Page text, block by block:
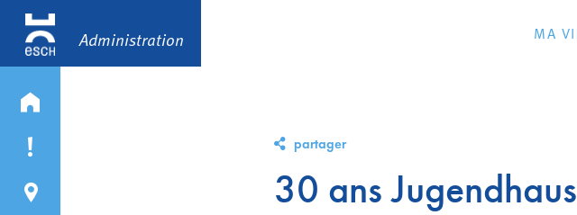
Administration MA
partager
30 ans Jugendhaus